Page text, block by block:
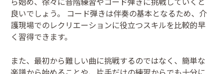
良いでしょう。 コード弾きは伴奏の基本となるため、介
護現場でのレクリエーションに役立つスキルを比較的早
く習得できます。
また、最初から難しい曲に挑戦するのではなく、簡単な